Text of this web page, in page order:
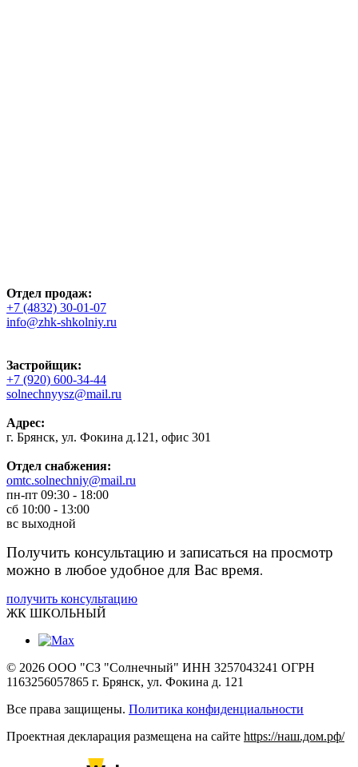
Отдел продаж:
+7 (4832) 30-01-07
info@zhk-shkolniy.ru
Застройщик:
+7 (920) 600-34-44
solnechnyysz@mail.ru
Адрес:
г. Брянск, ул. Фокина д.121, офис 301
Отдел снабжения:
omtc.solnechniy@mail.ru
пн-пт 09:30 - 18:00
сб 10:00 - 13:00
вс выходной
Получить консультацию и записаться на просмотр
можно в любое удобное для Вас время.
получить консультацию
ЖК ШКОЛЬНЫЙ
© 2026 ООО "СЗ "Солнечный" ИНН 3257043241 ОГРН
1163256057865 г. Брянск, ул. Фокина д. 121
Все права защищены. Политика конфиденциальности
Проектная декларация размещена на сайте https://наш.дом.рф/